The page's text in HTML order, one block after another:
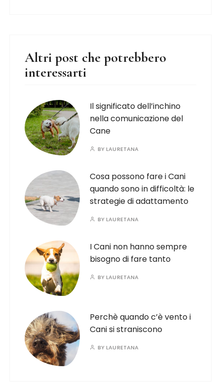
Altri post che potrebbero
interessarti
Il significato dell’inchino
nella comunicazione del
Cane
BYLAURETANA
Cosa possono fare i Cani
quando sono in difficoltà: le
strategie di adattamento
BYLAURETANA
I Cani non hanno sempre
bisogno di fare tanto
BYLAURETANA
Perchè quando c’è vento i
Cani si straniscono
BYLAURETANA